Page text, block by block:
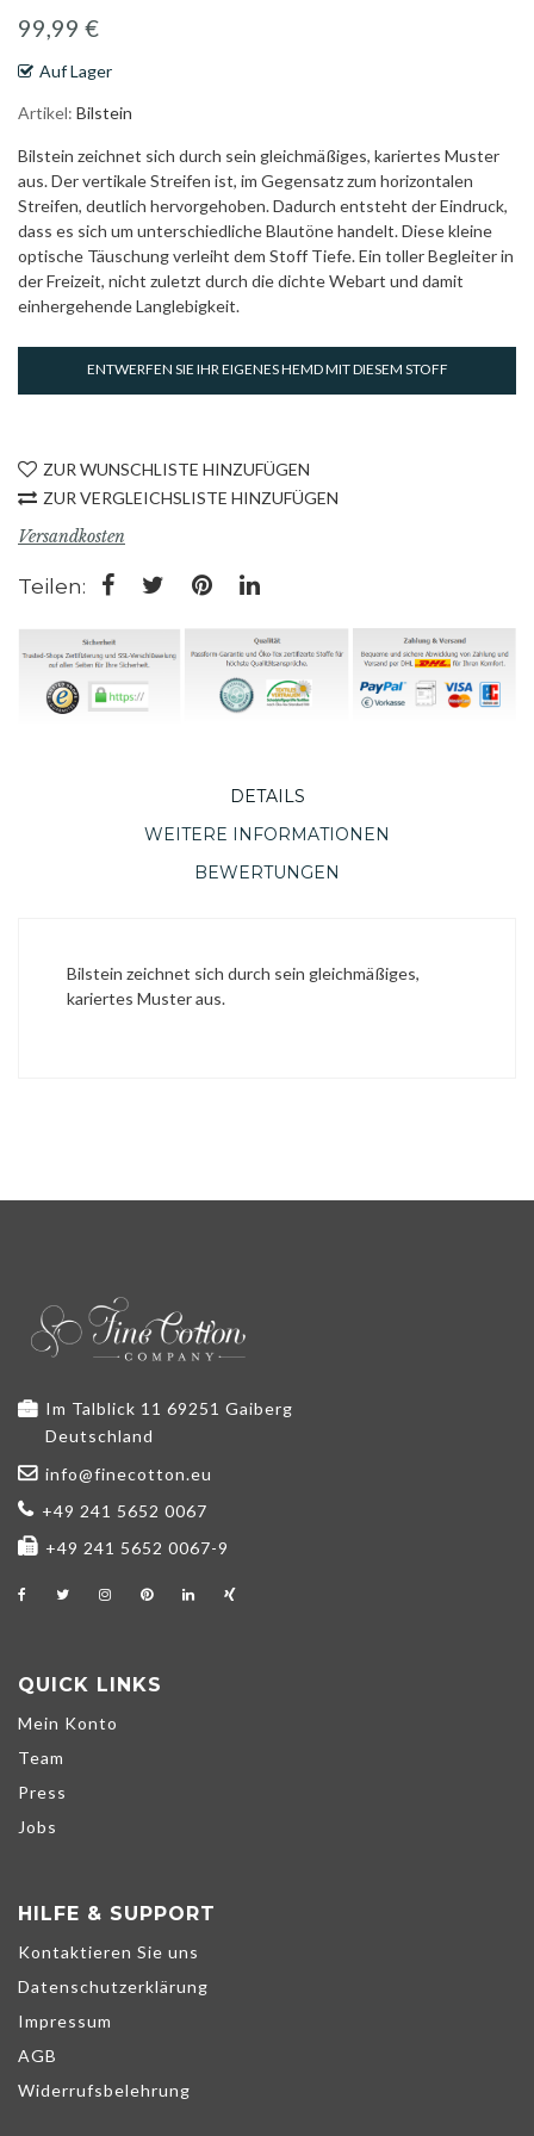
springen
99,99 €
Auf Lager
Artikel Bilstein
Bilstein zeichnet sich durch sein gleichmäßiges, kariertes Muster
aus. Der vertikale Streifen ist, im Gegensatz zum horizontalen
Streifen, deutlich hervorgehoben. Dadurch entsteht der Eindruck,
dass es sich um unterschiedliche Blautöne handelt. Diese kleine
optische Täuschung verleiht dem Stoff Tiefe. Ein toller Begleiter in
der Freizeit, nicht zuletzt durch die dichte Webart und damit
einhergehende Langlebigkeit.
ENTWERFEN SIE IHR EIGENES HEMD MIT DIESEM STOFF
ZUR WUNSCHLISTE HINZUFÜGEN
ZUR VERGLEICHSLISTE HINZUFÜGEN
Versandkosten
Teilen:
DETAILS
WEITERE INFORMATIONEN
BEWERTUNGEN
Bilstein zeichnet sich durch sein gleichmäßiges,
kariertes Muster aus.
Im Talblick 11 69251 Gaiberg
Deutschland
info@finecotton.eu
+49 241 5652 0067
+49 241 5652 0067-9
QUICK LINKS
Mein Konto
Team
Press
Jobs
HILFE & SUPPORT
Kontaktieren Sie uns
Datenschutzerklärung
Impressum
AGB
Widerrufsbelehrung